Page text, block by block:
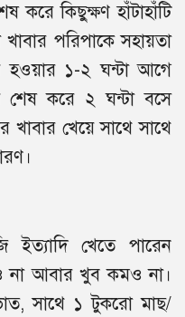
করে কিছুক্ষণ হাঁটাহাঁটি
পরিপাকে সহায়তা
১-২ ঘন্টা আগে
শেষ করে ২ ঘন্টা বসে
খেয়ে সাথে সাথে
ইত্যাদি খেতে পারেন
না আবার খুব কমও না।
সাথে ১ টুকরো মাছ/